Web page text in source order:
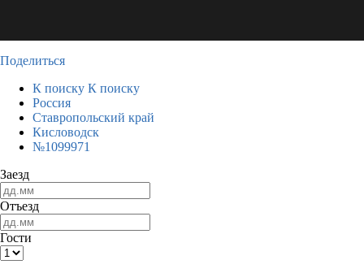
Поделиться
К поиску К поиску
Россия
Ставропольский край
Кисловодск
№1099971
Заезд
Отъезд
Гости